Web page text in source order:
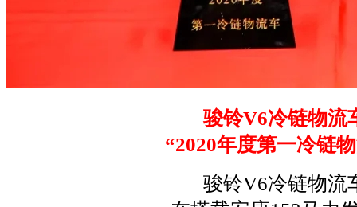
骏铃V6冷链物流
“2020年度第一冷链
骏铃V6冷链物流